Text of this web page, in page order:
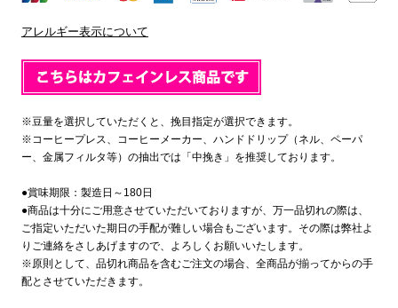
アレルギー表示について
※豆量を選択していただくと、挽目指定が選択できます。
※コーヒープレス、コーヒーメーカー、ハンドドリップ（ネル、ペーパ
ー、金属フィルタ等）の抽出では「中挽き」を推奨しております。
●賞味期限：製造日～180日
●商品は十分にご用意させていただいておりますが、万一品切れの際は、
ご指定いただいた期日の手配が難しい場合もございます。その際は弊社よ
りご連絡をさしあげますので、よろしくお願いいたします。
※原則として、品切れ商品を含むご注文の場合、全商品が揃ってからの手
配とさせていただきます。